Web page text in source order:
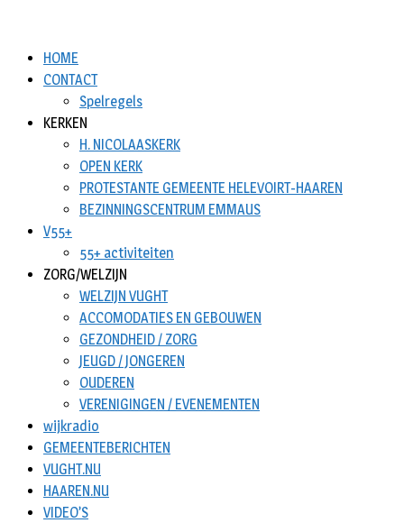
HOME
CONTACT
Spelregels
KERKEN
H. NICOLAASKERK
OPEN KERK
PROTESTANTE GEMEENTE HELEVOIRT-HAAREN
BEZINNINGSCENTRUM EMMAUS
V55+
55+ activiteiten
ZORG/WELZIJN
WELZIJN VUGHT
ACCOMODATIES EN GEBOUWEN
GEZONDHEID / ZORG
JEUGD / JONGEREN
OUDEREN
VERENIGINGEN / EVENEMENTEN
wijkradio
GEMEENTEBERICHTEN
VUGHT.NU
HAAREN.NU
VIDEO’S